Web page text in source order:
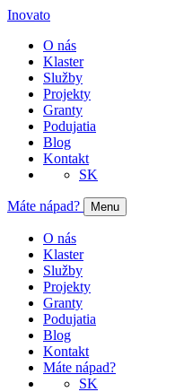
Inovato
O nás
Klaster
Služby
Projekty
Granty
Podujatia
Blog
Kontakt
SK
Máte nápad? Menu
O nás
Klaster
Služby
Projekty
Granty
Podujatia
Blog
Kontakt
Máte nápad?
SK